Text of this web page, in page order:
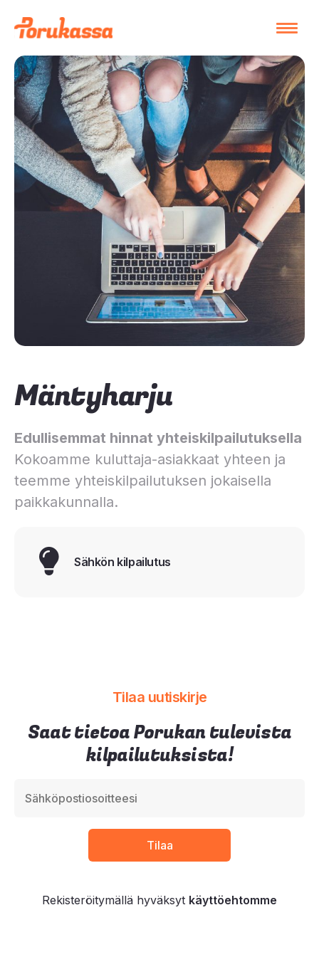
Mäntyharju
Edullisemmat hinnat yhteiskilpailutuksella
Kokoamme kuluttaja-asiakkaat yhteen ja
teemme yhteiskilpailutuksen jokaisella
paikkakunnalla.
Sähkön kilpailutus
Tilaa uutiskirje
Saat tietoa Porukan tulevista
kilpailutuksista!
Rekisteröitymällä hyväksyt käyttöehtomme